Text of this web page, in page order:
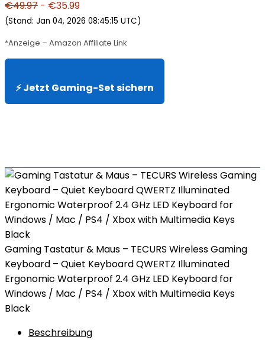
€49.97 - €35.99
(Stand: Jan 04, 2026 08:45:15 UTC)
*Anzeige – Amazon Affiliate Link
⚡ Jetzt Gaming-Set sichern
Gaming Tastatur & Maus – TECURS Wireless Gaming
Keyboard – Quiet Keyboard QWERTZ Illuminated
Ergonomic Waterproof 2.4 GHz LED Keyboard for
Windows / Mac / PS4 / Xbox with Multimedia Keys
Black
Beschreibung